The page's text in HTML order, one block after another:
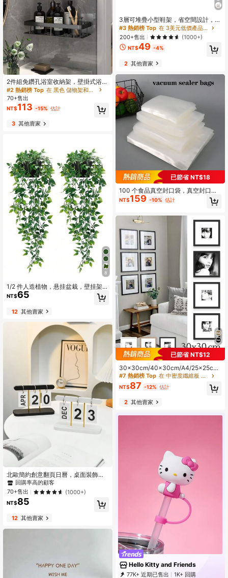
2件組免鑽孔浴室收納架，壁掛式浴室
整理架，適用於浴室、梳妝台、廁
所，節省空間
#2 熱銷榜 Top
在 黑色 儲物架和貨架
70+售出
NT$113 -15% 估計
3其他賣家
8
1/2 件人造植物，悬挂盆栽，壁挂架装
饰，适用于室内、室外、客厅、家居
装饰、房间装饰、花园装饰、墙壁装
饰
NT$65
12其他賣家
北歐簡約創意翻頁日曆，桌面裝飾日
曆，適合居家客廳、餐桌、咖啡桌、
辦公桌裝飾 - 喬遷禮物
回購率高的顧客
70+售出
(1000+)
NT$85
12其他賣家
3層可堆疊小型鞋架，省空間設計，適
用於玄關、走廊與衣櫥，鞋子收納與
整理
#3 熱銷榜 Top
在 3美元低價產品 鞋子收納盒
200+售出
(1000+)
NT$49 -4%
2其他賣家
已節省 NT$18
100 个食品真空封口袋，真空封口机
真空包装袋，可重复使用，用于真空
储存餐食准备和真空低温烹调，食品
NT$159 -10% 估計
已節省 NT$12
30x30cm/40x30cm/A4/25x25cm/
20x20cm/15x15cm 多尺寸拼貼相
框，精緻長方形/正方形相框，適合牆
面照片牆肖像框，黑色/白色/木色，壓
紙）
#7 熱銷榜 Top 在 中密度纖維板 相框和相架
NT$87 -12% 估計
2其他賣家
Hello Kitty and Friends
77K+ 近期已售出 1K+ 回購